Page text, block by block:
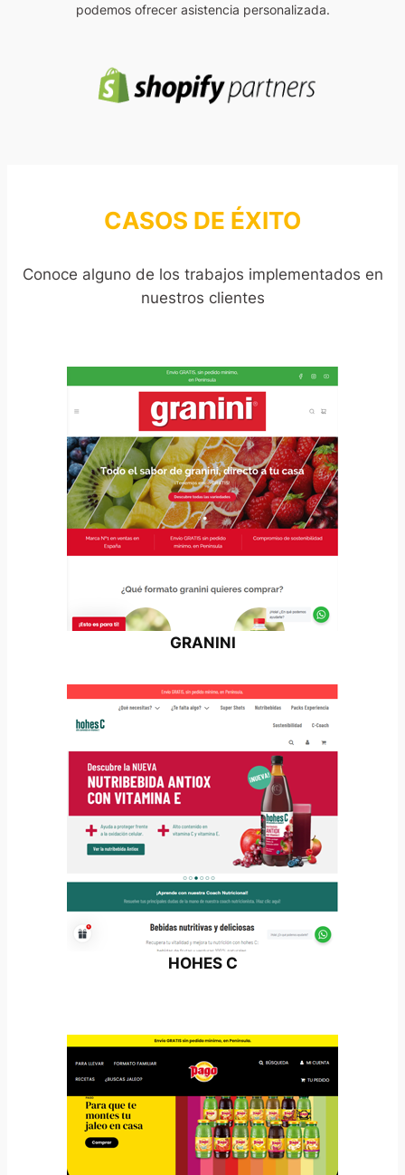
podemos ofrecer asistencia personalizada.
CASOS DE ÉXITO
Conoce alguno de los trabajos implementados en
nuestros clientes
GRANINI
HOHES C